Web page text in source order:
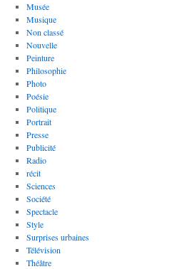
Musée
Musique
Non classé
Nouvelle
Peinture
Philosophie
Photo
Poésie
Politique
Portrait
Presse
Publicité
Radio
récit
Sciences
Société
Spectacle
Style
Surprises urbaines
Télévision
Théâtre